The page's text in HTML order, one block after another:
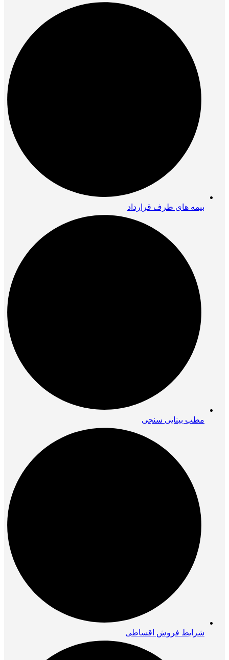
بیمه های طرف قرارداد
مطب بینایی سنجی
شرایط فروش اقساطی